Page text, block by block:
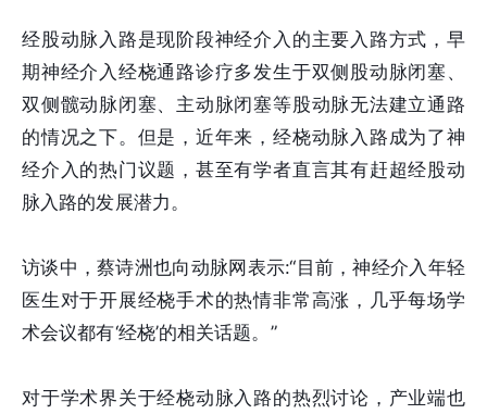
经股动脉入路是现阶段神经介入的主要入路方式，早
期神经介入经桡通路诊疗多发生于双侧股动脉闭塞、
双侧髋动脉闭塞、主动脉闭塞等股动脉无法建立通路
的情况之下。但是，近年来，经桡动脉入路成为了神
经介入的热门议题，甚至有学者直言其有赶超经股动
脉入路的发展潜力。
访谈中，蔡诗洲也向动脉网表示:“目前，神经介入年轻
医生对于开展经桡手术的热情非常高涨，几乎每场学
术会议都有‘经桡’的相关话题。”
对于学术界关于经桡动脉入路的热烈讨论，产业端也